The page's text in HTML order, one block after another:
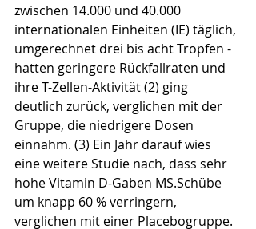
zwischen 14.000 und 40.000
internationalen Einheiten (IE) täglich,
umgerechnet drei bis acht Tropfen -
hatten geringere Rückfallraten und
ihre T-Zellen-Aktivität (2) ging
deutlich zurück, verglichen mit der
Gruppe, die niedrigere Dosen
einnahm. (3) Ein Jahr darauf wies
eine weitere Studie nach, dass sehr
hohe Vitamin D-Gaben MS.Schübe
um knapp 60 % verringern,
verglichen mit einer Placebogruppe.